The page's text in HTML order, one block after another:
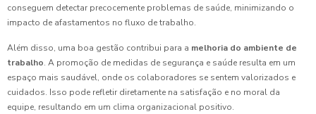
conseguem detectar precocemente problemas de saúde, minimizando o
impacto de afastamentos no fluxo de trabalho.
Além disso, uma boa gestão contribui para a melhoria do ambiente de
trabalho. A promoção de medidas de segurança e saúde resulta em um
espaço mais saudável, onde os colaboradores se sentem valorizados e
cuidados. Isso pode refletir diretamente na satisfação e no moral da
equipe, resultando em um clima organizacional positivo.